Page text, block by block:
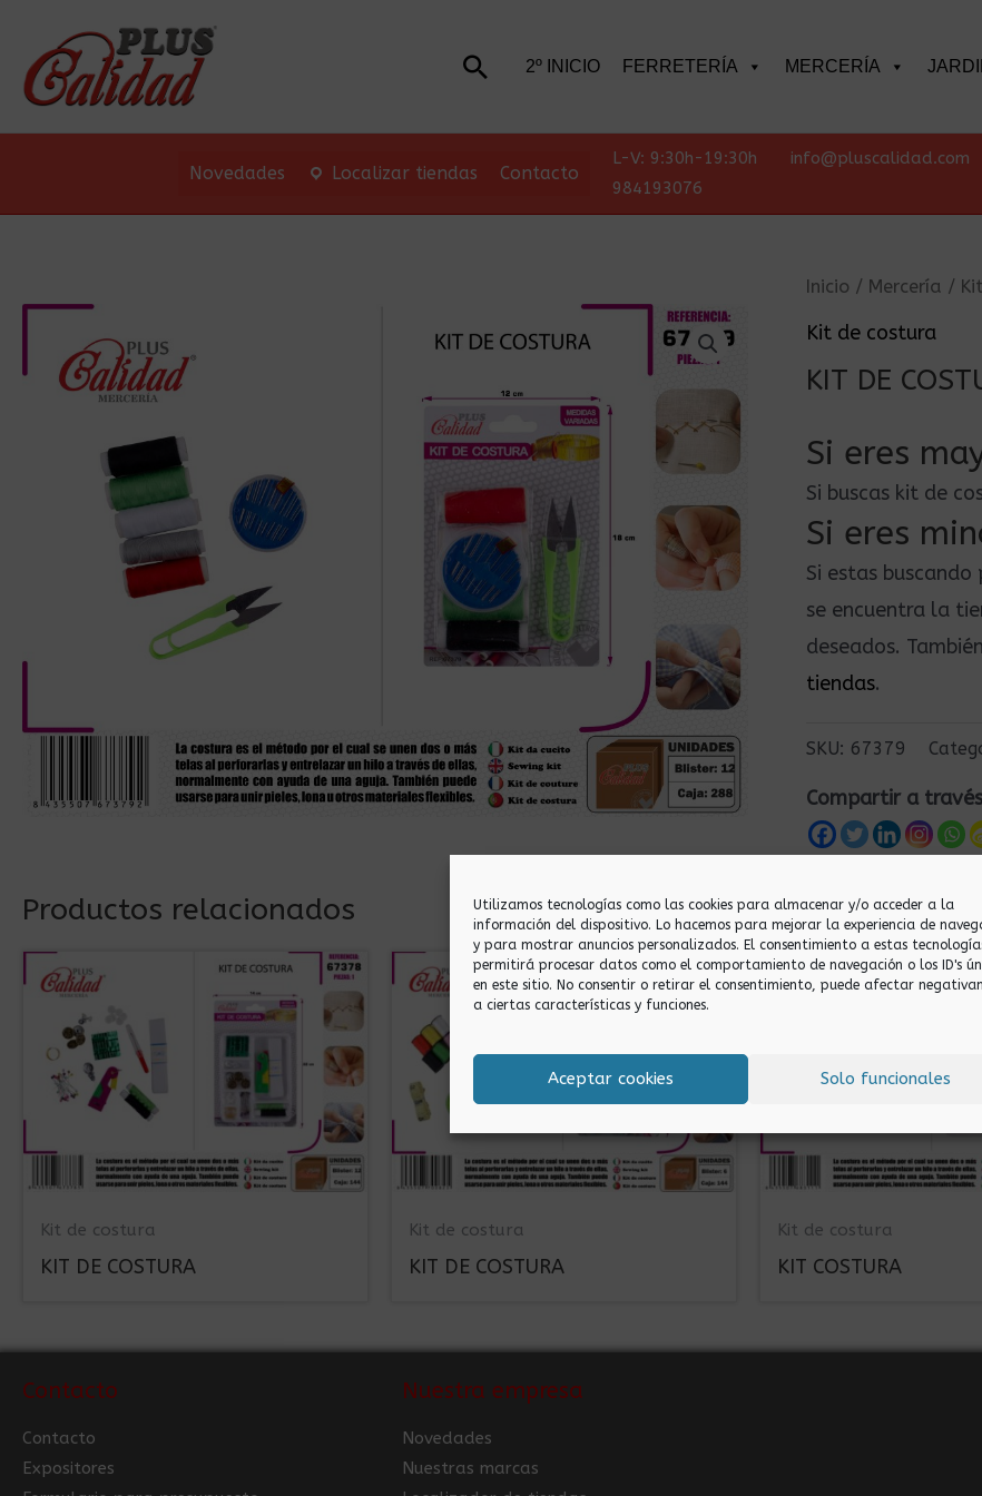
Utilizamos tecnologías como las cookies para almacenar y/o acceder a la
información del dispositivo. Lo hacemos para mejorar la experiencia de
y para mostrar anuncios personalizados. El consentimiento a estas
permitirá procesar datos como el comportamiento de navegación o los ID's
en este sitio. No consentir o retirar el consentimiento, puede afectar
a ciertas características y funciones.
Aceptar cookies Solo funcionales
Buscar2º INICIO FERRETERÍA MERCERÍA
Novedades Localizar tiendas Contacto
L-V: 9:30h-19:30h info@pluscalidad.com
984193076
Inicio / Mercería /
Kit de costura
KIT DE
Si eres
Si buscas kit de
Si eres
Si estas
se encuentra la
deseados.
tiendas.
SKU: 67379
Compartir a
Productos relacionados
Kit de costura
KIT DE COSTURA
Kit de costura
KIT DE COSTURA
Kit de costura
KIT COSTURA
Contacto
Contacto
Expositores
Nuestra empresa
Novedades
Nuestras marcas